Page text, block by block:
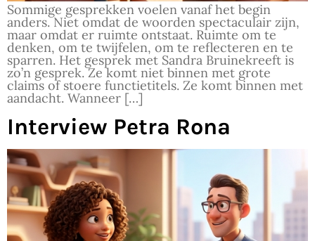
Sommige gesprekken voelen vanaf het begin
anders. Niet omdat de woorden spectaculair zijn,
maar omdat er ruimte ontstaat. Ruimte om te
denken, om te twijfelen, om te reflecteren en te
sparren. Het gesprek met Sandra Bruinekreeft is
zo’n gesprek. Ze komt niet binnen met grote
claims of stoere functietitels. Ze komt binnen met
aandacht. Wanneer […]
Interview Petra Rona